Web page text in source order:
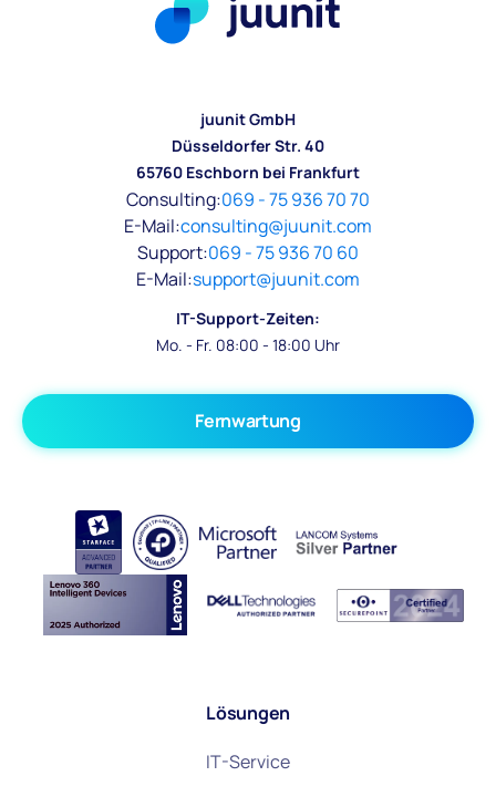
juunit GmbH
Düsseldorfer Str. 40
65760 Eschborn bei Frankfurt
Consulting:069 - 75 936 70 70
E-Mail:consulting@juunit.com
Support:069 - 75 936 70 60
E-Mail:support@juunit.com
IT-Support-Zeiten:
Mo. - Fr. 08:00 - 18:00 Uhr
Fernwartung
Lösungen
IT-Service